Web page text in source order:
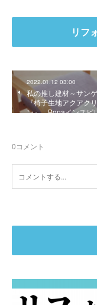
リフ
2022.01.12 03:00
私の推し建材～サン
『椅子生地アクアク
ン』、Bonaインス
0コメント